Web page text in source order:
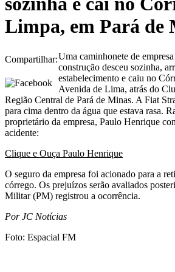
Limpa, em Pará de
Compartilhar:Uma caminhonete de
construção desceu sozinha,
estabelecimento e caiu no
Avenida de Lima, atrás do
Região Central de Pará de Minas. A Fiat
para cima dentro da água que estava rasa.
proprietário da empresa, Paulo Henrique
acidente:
Clique e Ouça Paulo Henrique
O seguro da empresa foi acionado para a
córrego. Os prejuízos serão avaliados
Militar (PM) registrou a ocorrência.
Por JC Notícias
Foto: Espacial FM